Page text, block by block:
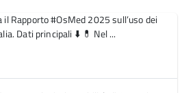
il Rapporto #OsMed 2025 sull’uso dei
Dati principali ⬇️ 💊 Nel ...